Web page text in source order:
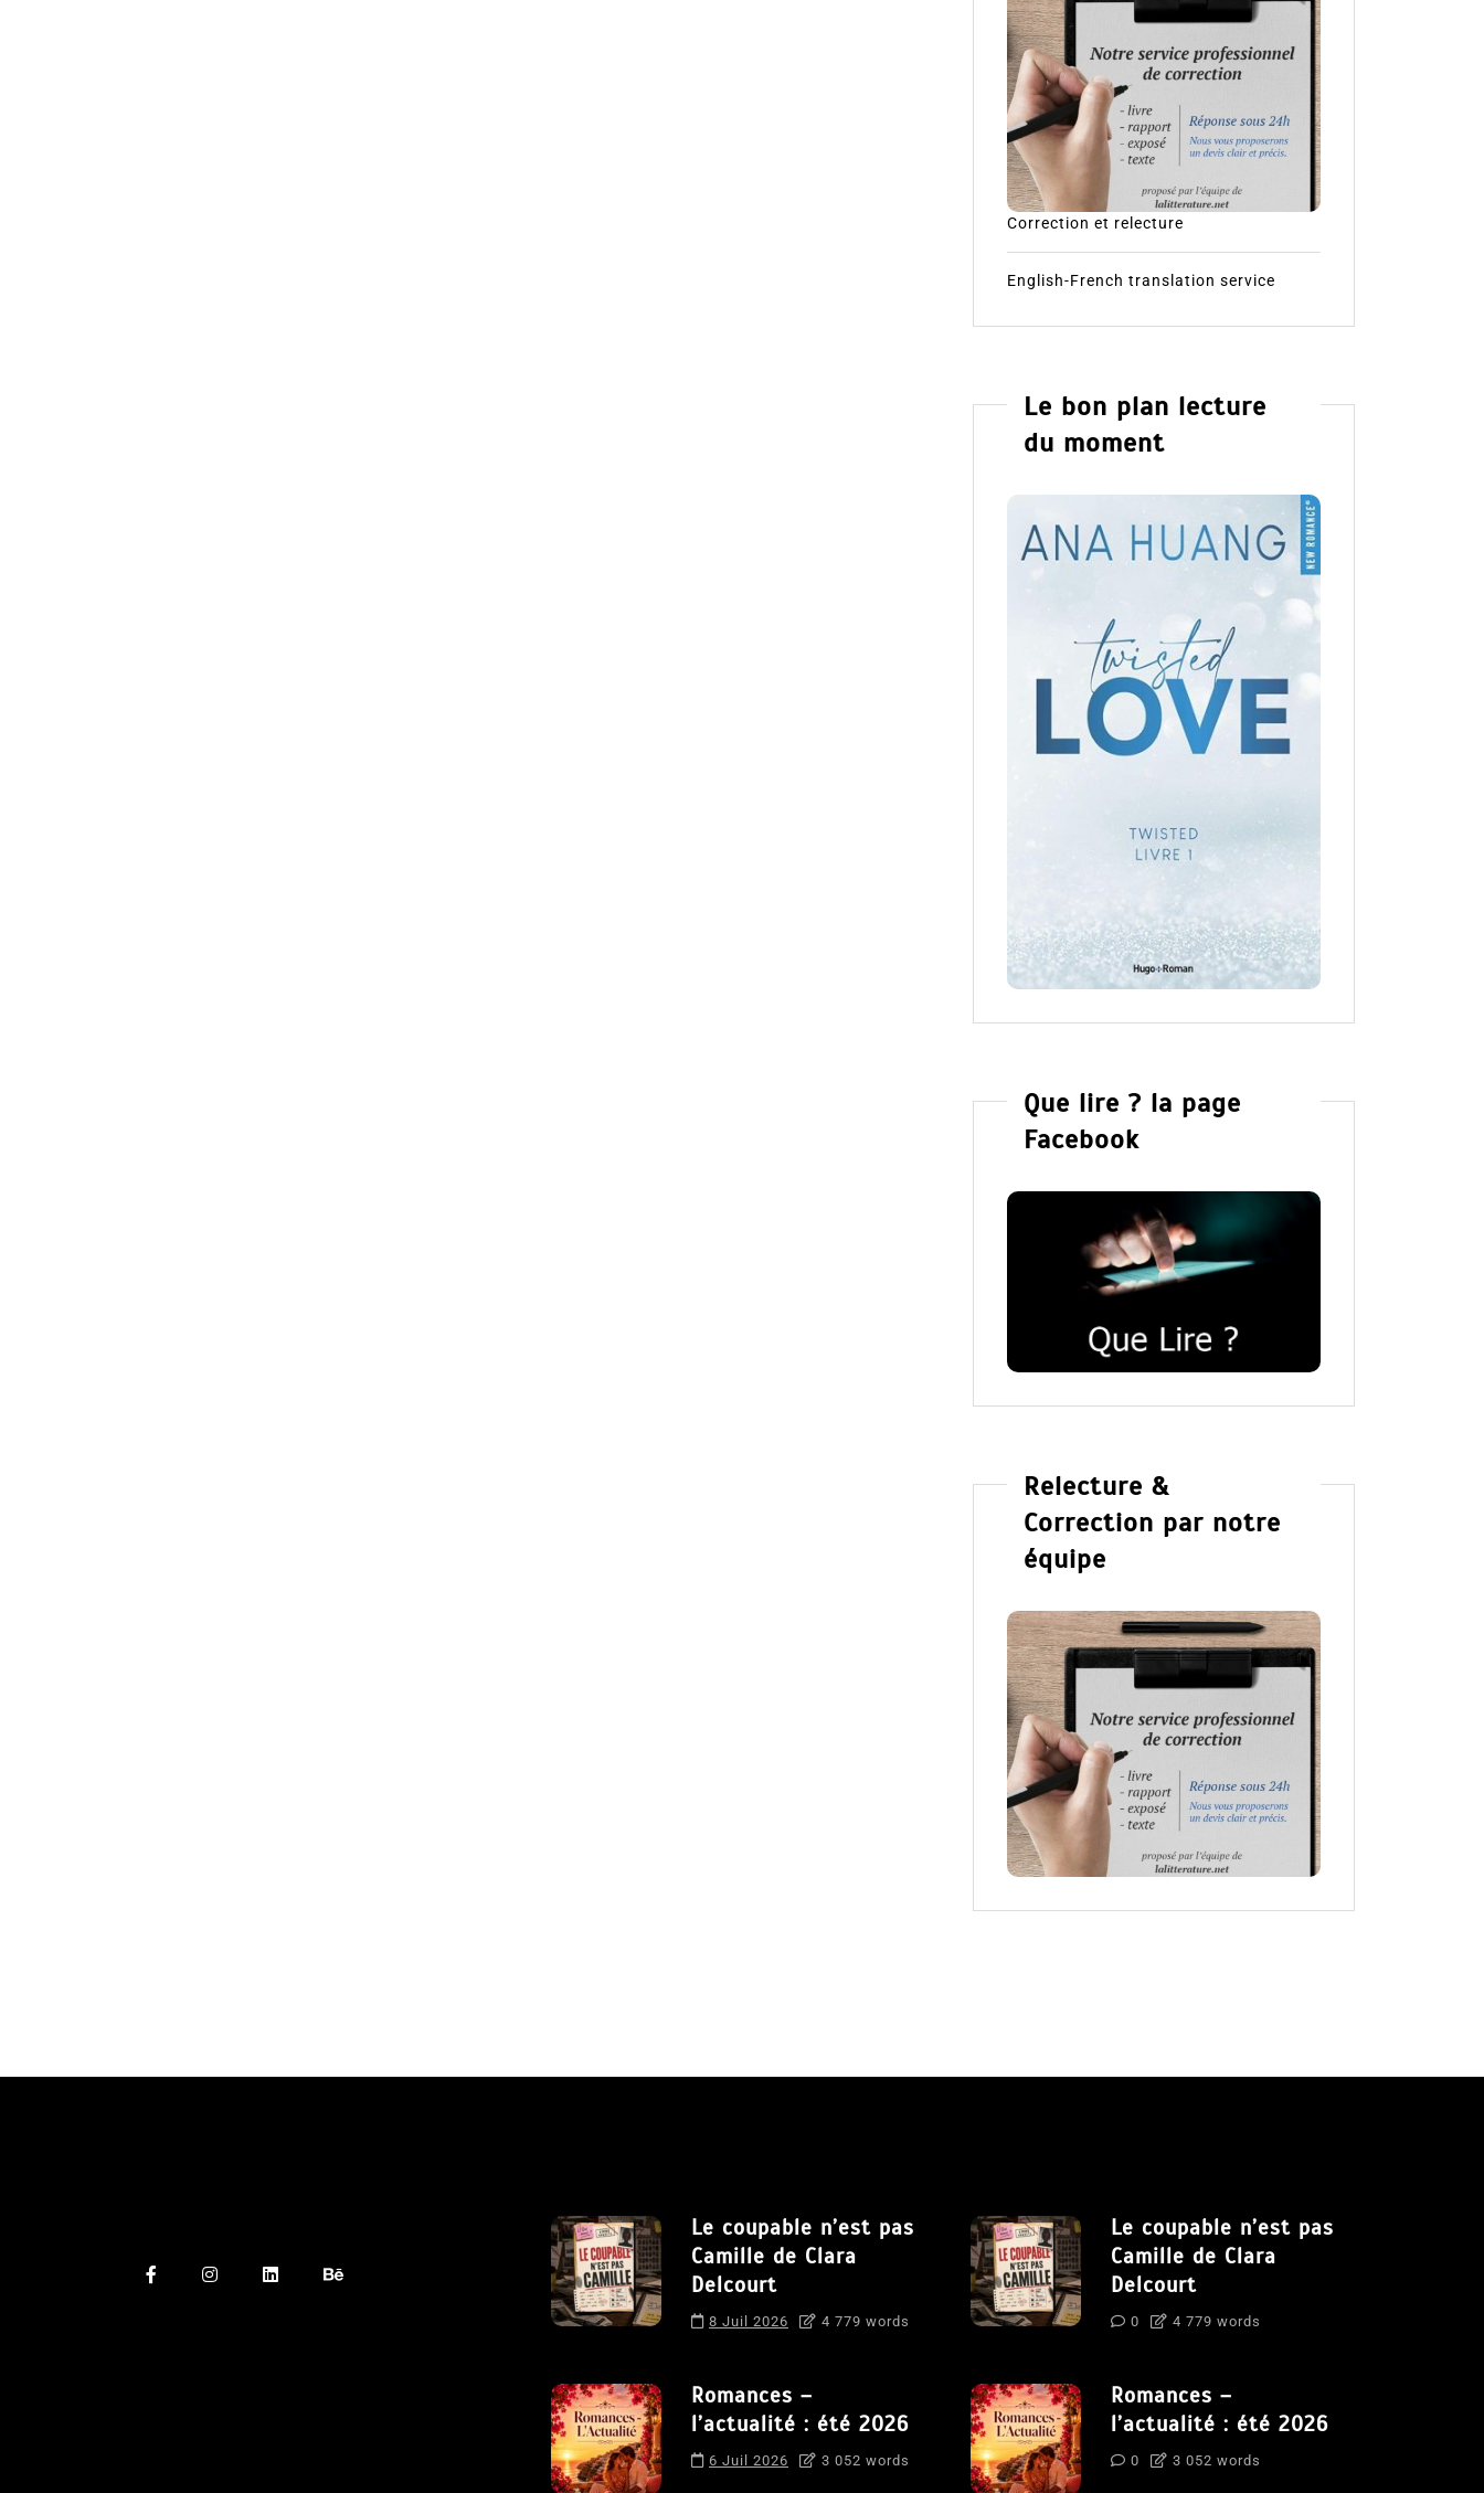
Correction et relecture
English-French translation service
Le bon plan lecture
du moment
Que lire ? la page
Facebook
Relecture &
Correction par notre
équipe
Le coupable n’est pas
Camille de Clara
Delcourt
8 Juil 2026 4 779 words
Romances –
l’actualité : été 2026
6 Juil 2026 3 052 words
Le coupable n’est pas
Camille de Clara
Delcourt
0 4 779 words
Romances –
l’actualité : été 2026
0 3 052 words